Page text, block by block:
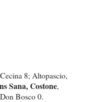
8; Altopascio,
Sana, Costone,
Bosco 0.